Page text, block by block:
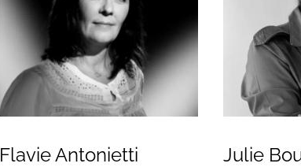
Flavie Antonietti
Julie